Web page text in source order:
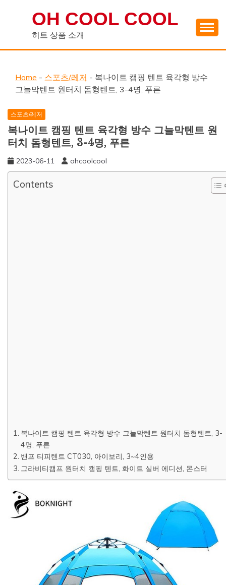
OH COOL COOL
히트 상품 소개
Home - 스포츠/레저 - 복나이트 캠핑 텐트 육각형 방수
그늘막텐트 원터치 돔형텐트, 3-4명, 푸른
스포츠/레저
복나이트 캠핑 텐트 육각형 방수 그늘막텐트 원
터치 돔형텐트, 3-4명, 푸른
2023-06-11 ohcoolcool
Contents
복나이트 캠핑 텐트 육각형 방수 그늘막텐트 원터치 돔형텐트, 3-
4명, 푸른
밴프 티피텐트 CT030, 아이보리, 3~4인용
그라비티캠프 원터치 캠핑 텐트, 화이트 실버 에디션, 몬스터